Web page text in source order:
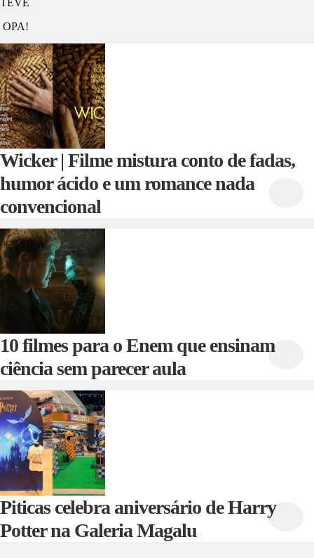
TEVÊ
OPA!
Wicker | Filme mistura conto de fadas,
humor ácido e um romance nada
convencional
10 filmes para o Enem que ensinam
ciência sem parecer aula
Piticas celebra aniversário de Harry
Potter na Galeria Magalu